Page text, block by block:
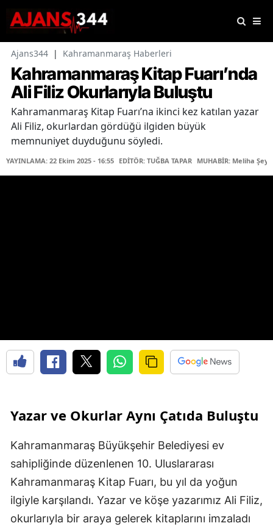
Ajans344 | Kahramanmaraş Haberleri
Kahramanmaraş Kitap Fuarı’nda
Ali Filiz Okurlarıyla Buluştu
Kahramanmaraş Kitap Fuarı’na ikinci kez katılan yazar
Ali Filiz, okurlardan gördüğü ilgiden büyük
memnuniyet duyduğunu söyledi.
YAYINLAMA: 22 Ekim 2025 - 16:55 EDİTÖR: TUĞBA TAPAR MUHABİR: Meliha
Yazar ve Okurlar Aynı Çatıda Buluştu
Kahramanmaraş Büyükşehir Belediyesi ev
sahipliğinde düzenlenen 10. Uluslararası
Kahramanmaraş Kitap Fuarı, bu yıl da yoğun
ilgiyle karşılandı. Yazar ve köşe yazarımız Ali Filiz,
okurlarıyla bir araya gelerek kitaplarını imzaladı